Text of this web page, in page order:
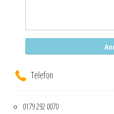
Telefon
0179 292 0070